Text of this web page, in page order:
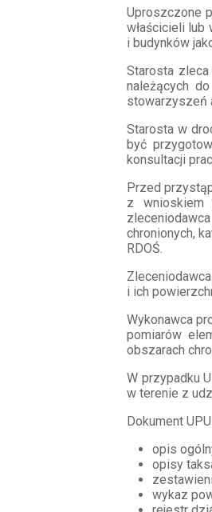
Uproszczone
właścicieli lub
i budynków
Starosta
należących
stowarzyszeń
Starosta w
być
konsultacji
Przed
z wnioskiem
chronionych,
RDOŚ.
i ich
Wykonawca
pomiarów
obszarach
W przypadku
w terenie z
Dokument
opis
opisy
wykaz